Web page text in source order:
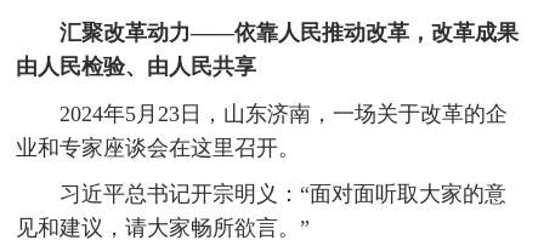
汇聚改革动力——依靠人民推动改革，改革成果
由人民检验、由人民共享
2024年5月23日，山东济南，一场关于改革的企
业和专家座谈会在这里召开。
习近平总书记开宗明义：“面对面听取大家的意
见和建议，请大家畅所欲言。”